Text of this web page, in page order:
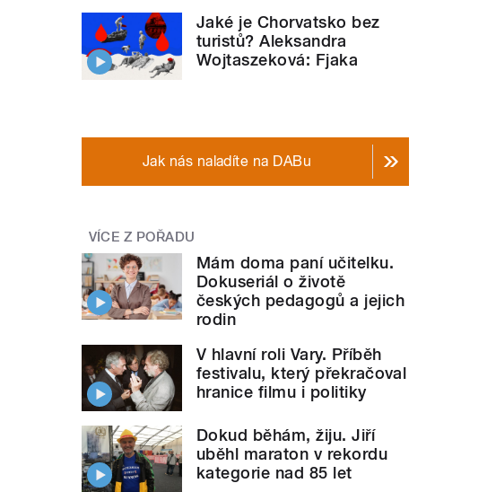
Jaké je Chorvatsko bez
turistů? Aleksandra
Wojtaszeková: Fjaka
Jak nás naladíte na DABu
VÍCE Z POŘADU
Mám doma paní učitelku.
Dokuseriál o životě
českých pedagogů a jejich
rodin
V hlavní roli Vary. Příběh
festivalu, který překračoval
hranice filmu i politiky
Dokud běhám, žiju. Jiří
uběhl maraton v rekordu
kategorie nad 85 let